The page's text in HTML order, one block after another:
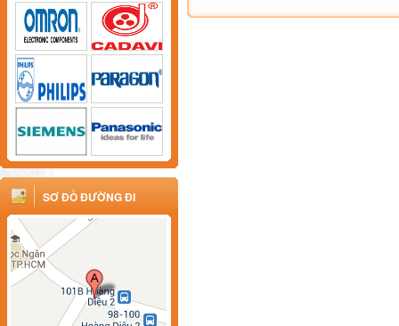
SƠ ĐỒ ĐƯỜNG ĐI